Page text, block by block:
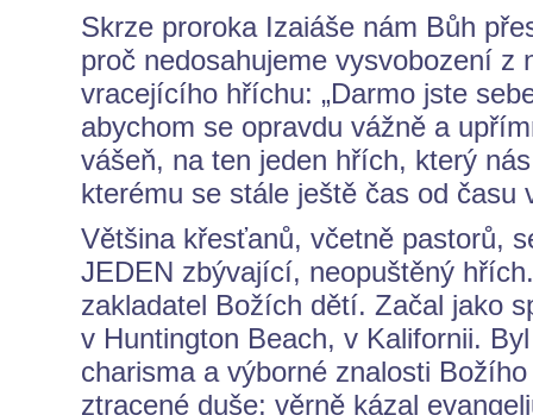
Skrze proroka Izaiáše nám Bůh
proč nedosahujeme vysvobození z
vracejícího hříchu: „Darmo jste
abychom se opravdu vážně a
vášeň, na ten jeden hřích, který
kterému se stále ještě čas od času
Většina křesťanů, včetně pastorů,
JEDEN zbývající, neopuštěný
zakladatel Božích dětí. Začal jako
v Huntington Beach, v Kalifornii.
charisma a výborné znalosti
ztracené duše; věrně kázal